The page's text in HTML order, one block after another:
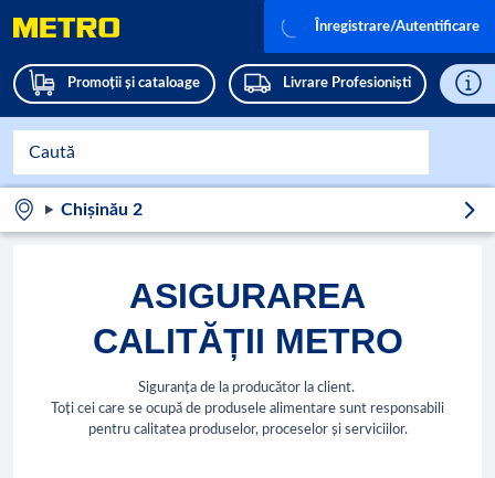
Promoții și cataloage Livrare Profesioniști
Înregistrare/Autentificare
Chișinău 2
ASIGURAREA
CALITĂȚII METRO
Siguranța de la producător la client.
Toți cei care se ocupă de produsele alimentare sunt responsabili
pentru calitatea produselor, proceselor și serviciilor.